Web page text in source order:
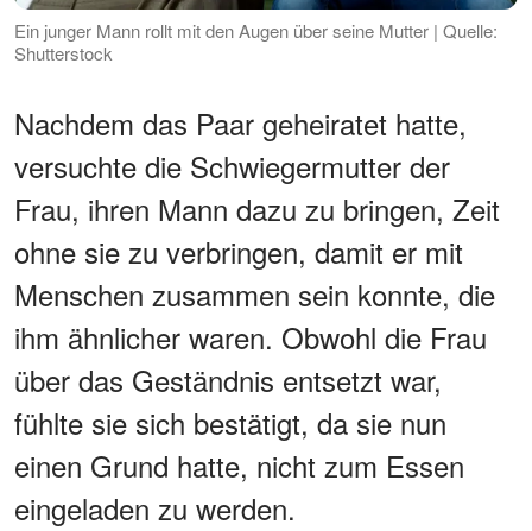
Ein junger Mann rollt mit den Augen über seine Mutter | Quelle:
Shutterstock
Nachdem das Paar geheiratet hatte,
versuchte die Schwiegermutter der
Frau, ihren Mann dazu zu bringen, Zeit
ohne sie zu verbringen, damit er mit
Menschen zusammen sein konnte, die
ihm ähnlicher waren. Obwohl die Frau
über das Geständnis entsetzt war,
fühlte sie sich bestätigt, da sie nun
einen Grund hatte, nicht zum Essen
eingeladen zu werden.